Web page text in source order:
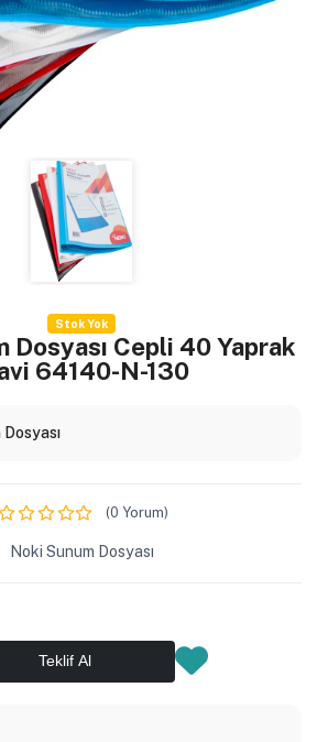
Stok Yok
Dosyası Cepli 40 Yaprak
64140-N-130
(0 Yorum)
Noki Sunum Dosyası
Teklif Al